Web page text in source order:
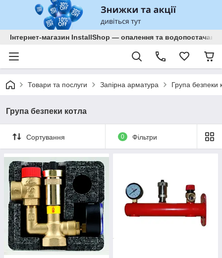
Інтернет-магазин InstallShop — опалення та водопостачання
Товари та послуги Запірна арматура Група безпеки
Група безпеки котла
Сортування 0 Фільтри